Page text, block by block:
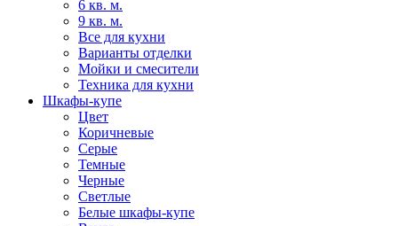
6 кв. м.
9 кв. м.
Все для кухни
Варианты отделки
Мойки и смесители
Техника для кухни
Шкафы-купе
Цвет
Коричневые
Серые
Темные
Черные
Светлые
Белые шкафы-купе